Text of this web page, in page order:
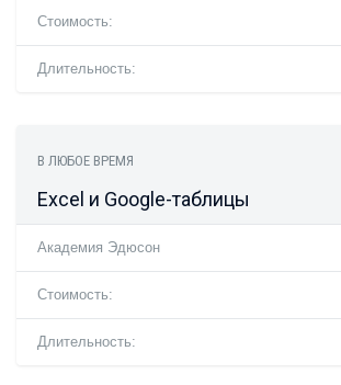
Стоимость:
Длительность:
В ЛЮБОЕ ВРЕМЯ
Excel и Google-таблицы
Академия Эдюсон
Стоимость:
Длительность: